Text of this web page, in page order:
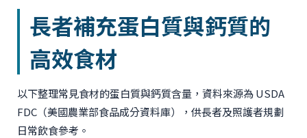
長者補充蛋白質與鈣質的
高效食材
以下整理常見食材的蛋白質與鈣質含量，資料來源為 USDA
FDC（美國農業部食品成分資料庫），供長者及照護者規劃
日常飲食參考。